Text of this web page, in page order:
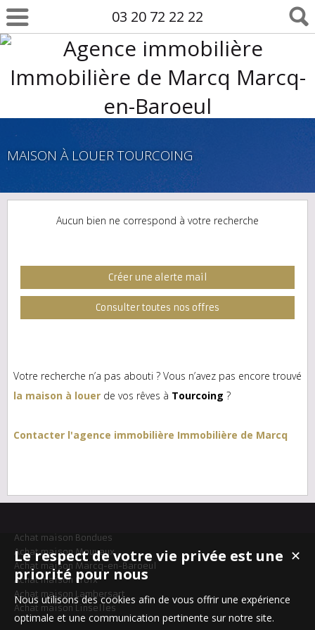
03 20 72 22 22
MAISON À LOUER TOURCOING
Aucun bien ne correspond à votre recherche
Créer une alerte mail
Consulter toutes nos offres
Votre recherche n’a pas abouti ? Vous n’avez pas encore trouvé
la maison à louer de vos rêves à Tourcoing ?
Contacter l'agence immobilière Immobilière de Marcq
Achat maison Bondues
Achat maison Mouvaux
Achat maison Marcq-en-Baroeul
Achat maison Croix
Achat maison Lambersart
Achat maison Linselles
✕
Le respect de votre vie privée est une
priorité pour nous
Nous utilisons des cookies afin de vous offrir une expérience
optimale et une communication pertinente sur notre site.